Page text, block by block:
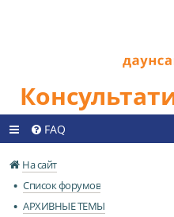
FAQ
На сайт
Список форумов
АРХИВНЫЕ ТЕМЫ